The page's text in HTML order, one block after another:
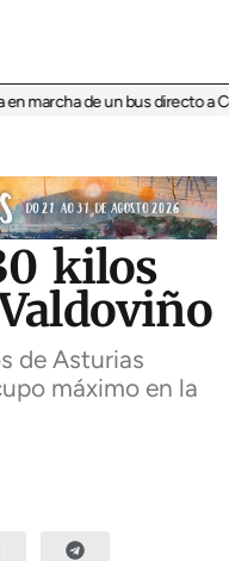
marcha de un bus directo a
kilos
de Asturias
máximo en la